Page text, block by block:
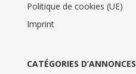
Politique de cookies (UE)
Imprint
CATÉGORIES D’ANNONCES